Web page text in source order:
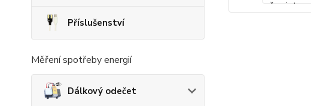
Příslušenství
Měření spotřeby energií
Dálkový odečet